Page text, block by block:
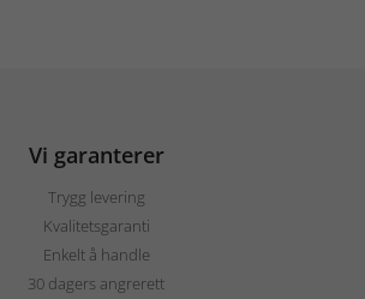
Vi garanterer
Trygg levering
Kvalitetsgaranti
Enkelt å handle
30 dagers angrerett